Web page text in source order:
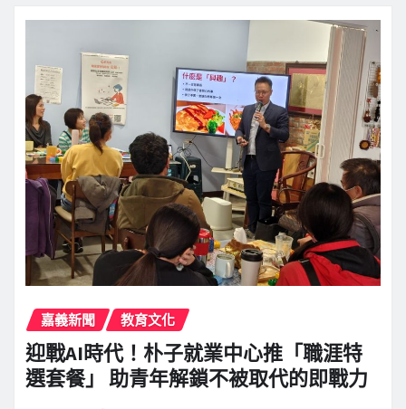
嘉義新聞 教育文化
迎戰AI時代！朴子就業中心推「職涯特
選套餐」 助青年解鎖不被取代的即戰力